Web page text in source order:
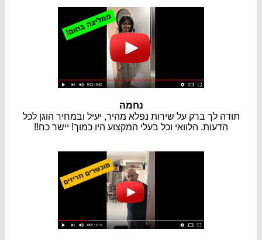
נחמה
תודה לך ברק על שירות נפלא מהיר, יעיל ובמחיר הוגן לכל
הדעות. הלוואי וכל בעלי המקצוע היו כמוך! יישר כח!!